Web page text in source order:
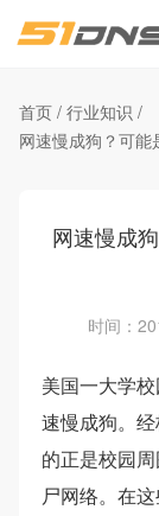
首页 / 行业知识 /
网速慢成狗？可能
网速慢成
时间：
美国一大学
速慢成狗。
的正是校园
尸网络。在